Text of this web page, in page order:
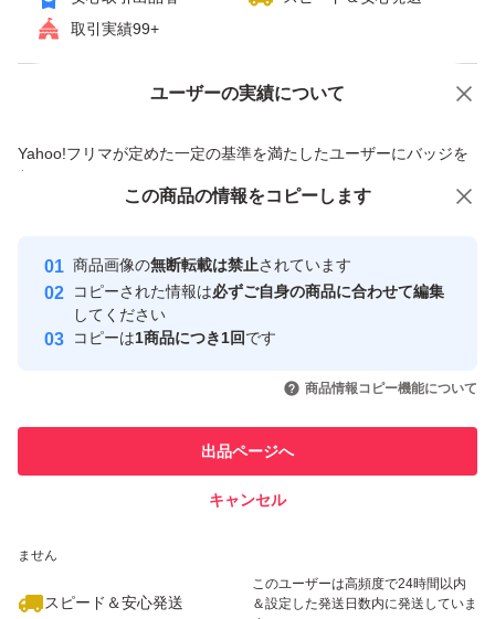
取引実績99+
ユーザーの実績について
Yahoo!フリマが定めた一定の基準を満たしたユーザーにバッジを
付与しています
安心取引出品者
心・安全なユーザーです
取引実績
引を完了させた実績があります
での取引実績があります
ません
スピード＆安心発送
このユーザーは高頻度で24時間以内
＆設定した発送日数内に発送していま
価格の相談 商品への質問
この商品の情報をコピーします
商品画像の無断転載は禁止されています
コピーされた情報は必ずご自身の商品に合わせて編集
してください
コピーは1商品につき1回です
商品情報コピー機能について
出品ページへ
キャンセル
この商品をみている人にオススメ